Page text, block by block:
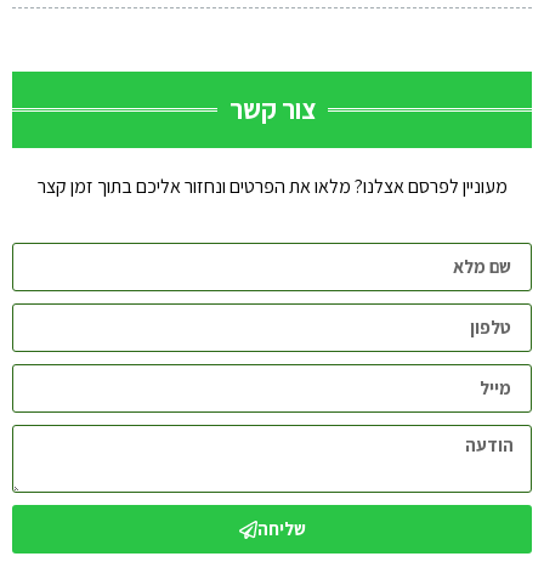
צור קשר
מעוניין לפרסם אצלנו? מלאו את הפרטים ונחזור אליכם בתוך זמן קצר
שליחה